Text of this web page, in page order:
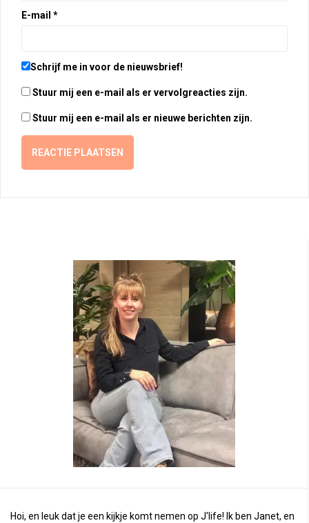
E-mail *
Schrijf me in voor de nieuwsbrief!
Stuur mij een e-mail als er vervolgreacties zijn.
Stuur mij een e-mail als er nieuwe berichten zijn.
Hoi, en leuk dat je een kijkje komt nemen op J'life! Ik ben Janet, en